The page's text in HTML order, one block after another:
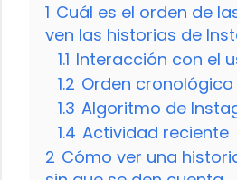
1 Cuál es el orden de
ven las historias de
1.1 Interacción con el
1.2 Orden cronológico
1.3 Algoritmo de
1.4 Actividad reciente
2 Cómo ver una